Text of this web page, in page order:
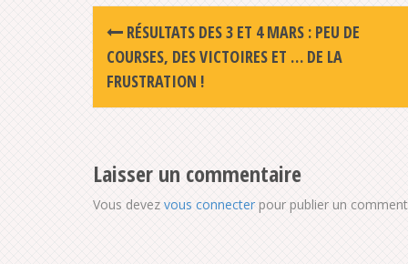
Post
navigation
RÉSULTATS DES 3 ET 4 MARS : PEU DE
COURSES, DES VICTOIRES ET … DE LA
FRUSTRATION !
Laisser un commentaire
Vous devez vous connecter pour publier un